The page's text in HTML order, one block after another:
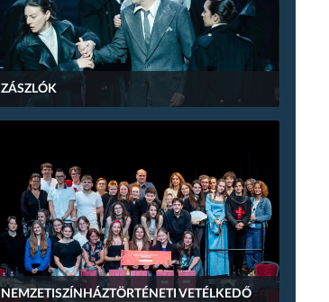
ZÁSZLÓK
NEMZETISZÍNHÁZTÖRTÉNETI VETÉLKEDŐ